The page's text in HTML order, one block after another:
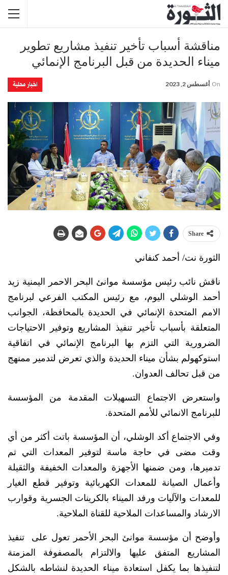
مناقشة أسباب تأخير تنفيذ مشاريع تطوير
ميناء الحديدة من قبل البرنامج الإنمائي
اخبار محلية On أغسطس 2, 2023
Share
الثورة نت/ أحمد كنفاني
ناقش نائب رئيس مؤسسة موانئ البحر الاحمر اليمنية زيد
أحمد الوشلي اليوم، مع رئيس المكتب الفرعي لبرنامج
الامم المتحدة الإنمائي في الحديدة بالمحافظة، الجوانب
المتعلقة بأسباب تأخير تنفيذ المشاريع وتوفير الاحتياجات
الضرورية التي التزم بها البرنامج الإنمائي في اتفاقية
استوكهولم بشأن ميناء الحديدة والذي تعرض لتدمير ممنهج
من قبل تحالف العدوان.
واستعرض الاجتماع التسهيلات المقدمة من المؤسسة
للبرنامج الانمائي للأمم المتحدة.
وفي الاجتماع أكد الوشلي، أن المؤسسة باتت أكثر من أي
وقت مضى في حاجة ماسة لتوفير المعدات التي تم
تدميرها، ومن ضمنها الأجهزة والمعدات الخفيفة والثقيلة
وأعمال الصيانة للمعدات الكهربائية وتوفير قطع الغيار
للمعدات والآليات ورفد الميناء بالكرينات الجسرية وقوارب
الارشاد والمساعدات الملاحية للقناة الملاحية.
وأوضح أن مؤسسة موانئ البحر الأحمر تعول على تنفيذ
المشاريع المتفق عليها والالتزام بالمصفوفة المزمنة
لتنفيذها بما يكفل استعادة ميناء الحديدة لنشاطه بالشكل